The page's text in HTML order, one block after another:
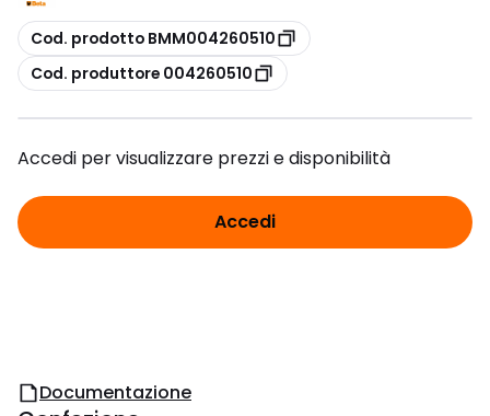
copia
Cod. prodotto BMM004260510
copia
Cod. produttore 004260510
Accedi per visualizzare prezzi e disponibilità
Accedi
Documentazione